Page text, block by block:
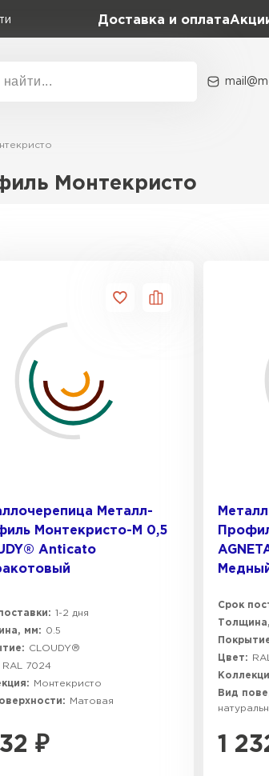
Доставка и оплата
Kredo Grand Line
Kamea Grand Line
Монтеррей Grand Line
Монтекристо
Металл-
Монтекристо-M 0,5
Anticato
1-2 дня
мм:
0.5
CLOUDY®
RAL 7024
Монтекристо
Матовая
₽
Срок
Цвет:
Вид
1